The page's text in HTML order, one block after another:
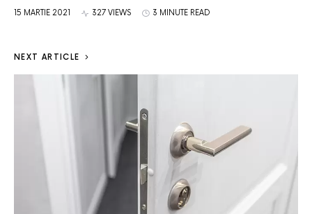
15 MARTIE 2021 327 VIEWS 3 MINUTE READ
NEXT ARTICLE